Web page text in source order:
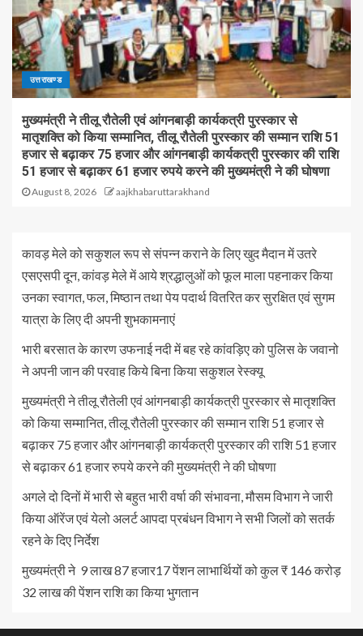
उत्तराखण्ड
मुख्यमंत्री ने तीलू रौतेली एवं आंगनबाड़ी कार्यकत्री पुरस्कार से
मातृशक्ति को किया सम्मानित, तीलू रौतेली पुरस्कार की सम्मान राशि 51
हजार से बढ़ाकर 75 हजार और आंगनबाड़ी कार्यकत्री पुरस्कार की राशि
51 हजार से बढ़ाकर 61 हजार रुपये करने की मुख्यमंत्री ने की घोषणा
August 8, 2026 aajkhabaruttarakhand
कावड़ मेले को सकुशल रूप से संपन्न कराने के लिए खुद मैदान में उतरे
एसएसपी दून, कांवड़ मेले में आये श्रद्धालुओं को फूल माला पहनाकर किया
उनका स्वागत, फल, मिष्ठान तथा पेय पदार्थ वितरित कर सुरक्षित एवं सुगम
यात्रा के लिए दी अपनी शुभकामनाएं
भारी बरसात के कारण उफनाई नदी में बह रहे कांवड़िए को पुलिस के जवानो
ने अपनी जान की परवाह किये बिना किया सकुशल रेस्क्यू
मुख्यमंत्री ने तीलू रौतेली एवं आंगनबाड़ी कार्यकत्री पुरस्कार से मातृशक्ति
को किया सम्मानित, तीलू रौतेली पुरस्कार की सम्मान राशि 51 हजार से
बढ़ाकर 75 हजार और आंगनबाड़ी कार्यकत्री पुरस्कार की राशि 51 हजार
से बढ़ाकर 61 हजार रुपये करने की मुख्यमंत्री ने की घोषणा
अगले दो दिनों में भारी से बहुत भारी वर्षा की संभावना, मौसम विभाग ने जारी
किया ऑरेंज एवं येलो अलर्ट आपदा प्रबंधन विभाग ने सभी जिलों को सतर्क
रहने के दिए निर्देश
मुख्यमंत्री ने 9 लाख 87 हजार17 पेंशन लाभार्थियों को कुल ₹ 146 करोड़
32 लाख की पेंशन राशि का किया भुगतान